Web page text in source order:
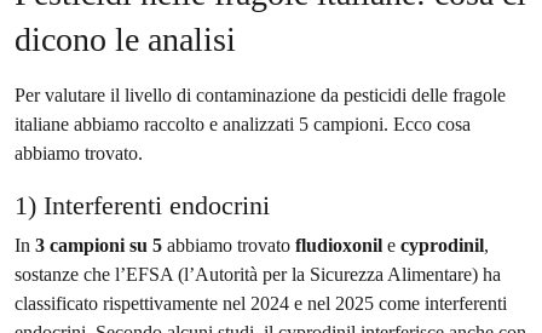
dicono le analisi
Per valutare il livello di contaminazione da pesticidi delle fragole
italiane abbiamo raccolto e analizzati 5 campioni. Ecco cosa
abbiamo trovato.
1) Interferenti endocrini
In 3 campioni su 5 abbiamo trovato fludioxonil e cyprodinil,
sostanze che l’EFSA (l’Autorità per la Sicurezza Alimentare) ha
classificato rispettivamente nel 2024 e nel 2025 come interferenti